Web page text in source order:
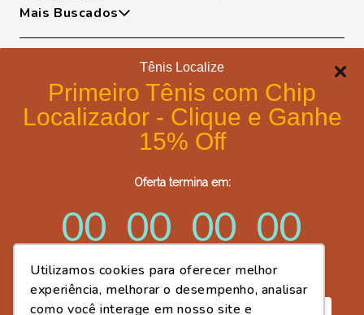
Tênis Localize
Primeiro Tênis com Chip
Localizador - Clique e Ganhe
15% Off
Oferta termina em:
00
dias
00
horas
00
minutos
00
segundos
Utilizamos cookies para oferecer melhor
experiência, melhorar o desempenho, analisar
como você interage em nosso site e
Nossas Tecnologias
Fases Dos Pezinhos
Dúvidas Frequentes
Portal de Privacidade
Formas de Pagamento
Trabalhe Conosco
Post Fácil - Criador de Artes Kidy
Minha Conta
WhatsApp: (18) 99817-5951
Telefone: (18) 3643-2596
E-mail: lojavirtual@kidy.com.br
Mais Buscados
Tênis
Formas de pagamento
Certificados de segurança